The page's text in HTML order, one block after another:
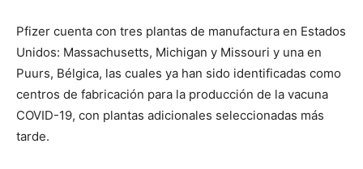
Pfizer cuenta con tres plantas de manufactura en Estados
Unidos: Massachusetts, Michigan y Missouri y una en
Puurs, Bélgica, las cuales ya han sido identificadas como
centros de fabricación para la producción de la vacuna
COVID-19, con plantas adicionales seleccionadas más
tarde.